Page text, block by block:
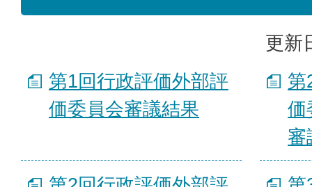
更新
第1回行政評価外部評
価委員会審議結果
第
価
審